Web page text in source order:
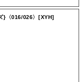
}〈016/026〉[XYH]